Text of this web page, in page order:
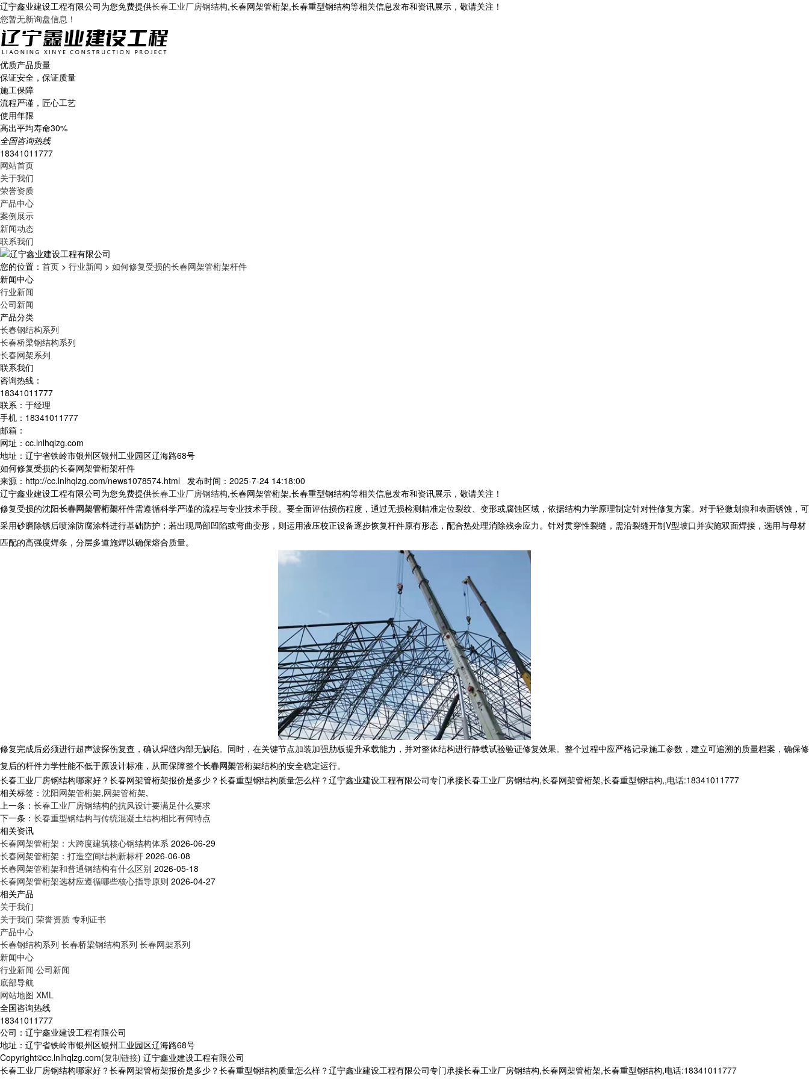
辽宁鑫业建设工程有限公司为您免费提供长春工业厂房钢结构,长春网架管桁架,长春重型钢结构等相关信息发布和资讯展示，敬请关注！
您暂无新询盘信息！
优质产品质量
保证安全，保证质量
施工保障
流程严谨，匠心工艺
使用年限
高出平均寿命30%
全国咨询热线
18341011777
网站首页
关于我们
荣誉资质
产品中心
案例展示
新闻动态
联系我们
您的位置： 首页 > 行业新闻 > 如何修复受损的长春网架管桁架杆件
新闻中心
行业新闻
公司新闻
产品分类
长春钢结构系列
长春桥梁钢结构系列
长春网架系列
联系我们
咨询热线：
18341011777
联系：于经理
手机：18341011777
邮箱：
网址：cc.lnlhqlzg.com
地址：辽宁省铁岭市银州区银州工业园区辽海路68号
如何修复受损的长春网架管桁架杆件
来源：http://cc.lnlhqlzg.com/news1078574.html 发布时间：2025-7-24 14:18:00
辽宁鑫业建设工程有限公司为您免费提供长春工业厂房钢结构,长春网架管桁架,长春重型钢结构等相关信息发布和资讯展示，敬请关注！
修复受损的沈阳长春网架管桁架杆件需遵循科学严谨的流程与专业技术手段。要全面评估损伤程度，通过无损检测精准定位裂纹、变形或腐蚀区域，依据结构力学原理制定针对性修复方案。对于轻微划痕和表面锈蚀，可
采用砂磨除锈后喷涂防腐涂料进行基础防护；若出现局部凹陷或弯曲变形，则运用液压校正设备逐步恢复杆件原有形态，配合热处理消除残余应力。针对贯穿性裂缝，需沿裂缝开制V型坡口并实施双面焊接，选用与母材
匹配的高强度焊条，分层多道施焊以确保熔合质量。
修复完成后必须进行超声波探伤复查，确认焊缝内部无缺陷。同时，在关键节点加装加强肋板提升承载能力，并对整体结构进行静载试验验证修复效果。整个过程中应严格记录施工参数，建立可追溯的质量档案，确保修
复后的杆件力学性能不低于原设计标准，从而保障整个长春网架管桁架结构的安全稳定运行。
长春工业厂房钢结构哪家好？长春网架管桁架报价是多少？长春重型钢结构质量怎么样？辽宁鑫业建设工程有限公司专门承接长春工业厂房钢结构,长春网架管桁架,长春重型钢结构,,电话:18341011777
相关标签： 沈阳网架管桁架,网架管桁架,
上一条： 长春工业厂房钢结构的抗风设计要满足什么要求
下一条： 长春重型钢结构与传统混凝土结构相比有何特点
相关资讯
长春网架管桁架：大跨度建筑核心钢结构体系 2026-06-29
长春网架管桁架：打造空间结构新标杆 2026-06-08
长春网架管桁架和普通钢结构有什么区别 2026-05-18
长春网架管桁架选材应遵循哪些核心指导原则 2026-04-27
相关产品
关于我们
关于我们 荣誉资质 专利证书
产品中心
长春钢结构系列 长春桥梁钢结构系列 长春网架系列
新闻中心
行业新闻 公司新闻
底部导航
网站地图 XML
全国咨询热线
18341011777
公司：辽宁鑫业建设工程有限公司
地址：辽宁省铁岭市银州区银州工业园区辽海路68号
Copyright©cc.lnlhqlzg.com(复制链接) 辽宁鑫业建设工程有限公司
长春工业厂房钢结构哪家好？长春网架管桁架报价是多少？长春重型钢结构质量怎么样？辽宁鑫业建设工程有限公司专门承接长春工业厂房钢结构,长春网架管桁架,长春重型钢结构,电话:18341011777